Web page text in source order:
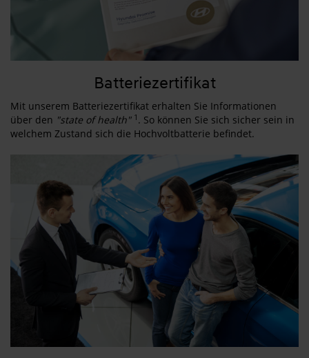
Batteriezertifikat
Mit unserem Batteriezertifikat erhalten Sie Informationen
über den "state of health" 1 . So können Sie sich sicher sein in
welchem Zustand sich die Hochvoltbatterie befindet.